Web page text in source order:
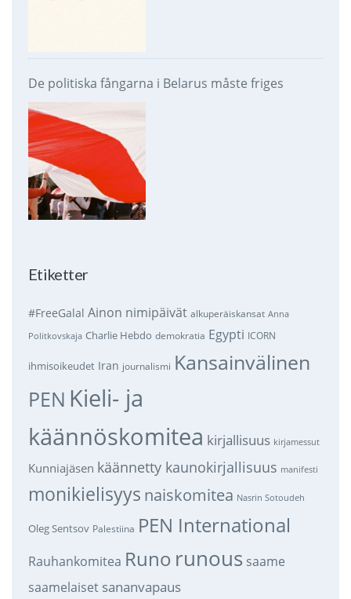
De politiska fångarna i Belarus måste friges
Etiketter
#FreeGalal Ainon nimipäivät alkuperäiskansat Anna
Politkovskaja Charlie Hebdo demokratia Egypti ICORN
ihmisoikeudet Iran journalismi Kansainvälinen
PEN Kieli- ja
käännöskomitea kirjallisuus kirjamessut
Kunniajäsen käännetty kaunokirjallisuus manifesti
monikielisyys naiskomitea Nasrin Sotoudeh
Oleg Sentsov Palestiina PEN International
Rauhankomitea Runo runous saame
saamelaiset sananvapaus